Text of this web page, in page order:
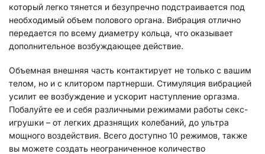
который легко тянется и безупречно подстраивается под
необходимый объем полового органа. Вибрация отлично
передается по всему диаметру кольца, что оказывает
дополнительное возбуждающее действие.
Объемная внешняя часть контактирует не только с вашим
телом, но и с клитором партнерши. Стимуляция вибрацией
усилит ее возбуждение и ускорит наступление оргазма.
Побалуйте ее и себя различными режимами работы секс-
игрушки – от легких дразнящих колебаний, до ультра
мощного воздействия. Всего доступно 10 режимов, также
вы можете создать неограниченное количество